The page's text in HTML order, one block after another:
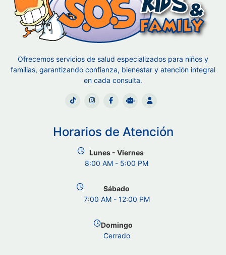
Ofrecemos servicios de salud especializados para niños y
familias, garantizando confianza, bienestar y atención integral
en cada consulta.
Horarios de Atención
Lunes - Viernes
8:00 AM - 5:00 PM
Sábado
7:00 AM - 12:00 PM
Domingo
Cerrado